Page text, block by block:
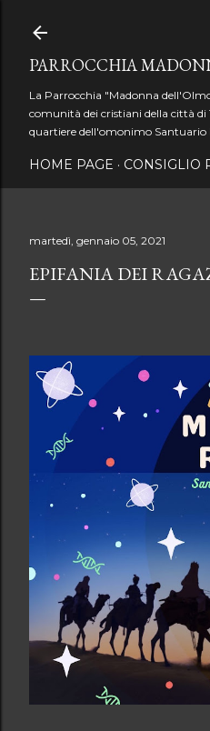
PARROCCHIA
La Parrocchia "Madonna
comunità dei cristiani della città di
quartiere dell'omonimo Santuario
HOME PAGE CONSIGLIO
martedì, gennaio 05, 2021
EPIFANIA DEI